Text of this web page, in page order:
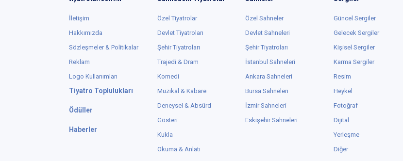
İletişim
Hakkımızda
Sözleşmeler & Politikalar
Reklam
Logo Kullanımları
Tiyatro Toplulukları
Ödüller
Haberler
Özel Tiyatrolar
Devlet Tiyatroları
Şehir Tiyatroları
Trajedi & Dram
Komedi
Müzikal & Kabare
Deneysel & Absürd
Gösteri
Kukla
Okuma & Anlatı
Özel Sahneler
Devlet Sahneleri
Şehir Tiyatroları
İstanbul Sahneleri
Ankara Sahneleri
Bursa Sahneleri
İzmir Sahneleri
Eskişehir Sahneleri
Güncel Sergiler
Gelecek Sergiler
Kişisel Sergiler
Karma Sergiler
Resim
Heykel
Fotoğraf
Dijital
Yerleşme
Diğer